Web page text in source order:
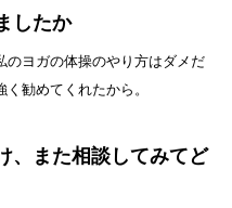
したか
のヨガの体操のやり方はダメだ
勧めてくれたから。
、また相談してみてど